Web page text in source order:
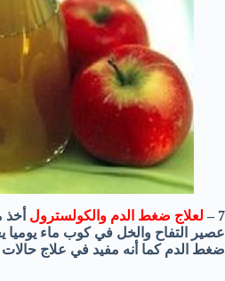
7 – لعلاج ضغط الدم والكولسترول
عصير التفاح والخل في كوب ماء
ضغط الدم كما أنه مفيد في علاج